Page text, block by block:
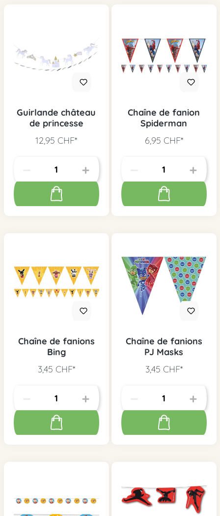
Guirlande château
de princesse
12,95 CHF*
Chaîne de fanion
Spiderman
6,95 CHF*
Chaîne de fanions
Bing
3,45 CHF*
Chaîne de fanions
PJ Masks
3,45 CHF*